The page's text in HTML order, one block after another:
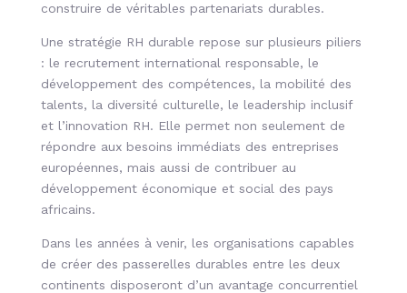
construire de véritables partenariats durables.
Une stratégie RH durable repose sur plusieurs piliers
: le recrutement international responsable, le
développement des compétences, la mobilité des
talents, la diversité culturelle, le leadership inclusif
et l’innovation RH. Elle permet non seulement de
répondre aux besoins immédiats des entreprises
européennes, mais aussi de contribuer au
développement économique et social des pays
africains.
Dans les années à venir, les organisations capables
de créer des passerelles durables entre les deux
continents disposeront d’un avantage concurrentiel